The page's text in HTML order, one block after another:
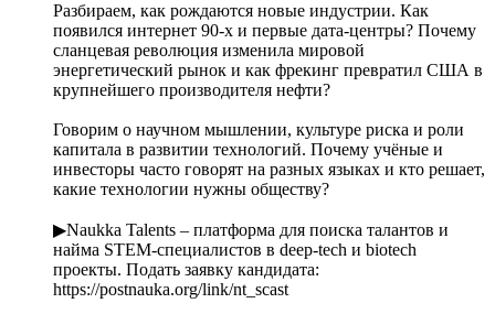
Разбираем, как рождаются новые индустрии. Как
появился интернет 90-х и первые дата-центры? Почему
сланцевая революция изменила мировой
энергетический рынок и как фрекинг превратил США в
крупнейшего производителя нефти?
Говорим о научном мышлении, культуре риска и роли
капитала в развитии технологий. Почему учёные и
инвесторы часто говорят на разных языках и кто решает,
какие технологии нужны обществу?
▶︎Naukka Talents – платформа для поиска талантов и
найма STEM-специалистов в deep-tech и biotech
проекты. Подать заявку кандидата:
https://postnauka.org/link/nt_scast